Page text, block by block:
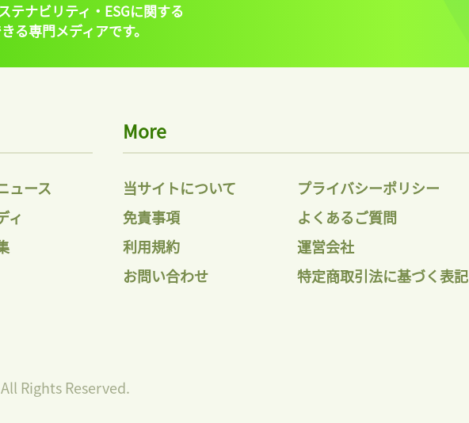
テナビリティ・ESGに関する
る専門メディアです。
ュース
ィ
More
当サイトについて
プライバシーポリシー
免責事項
よくあるご質問
利用規約
運営会社
お問い合わせ
特定商取引法に基づく表記
Rights Reserved.